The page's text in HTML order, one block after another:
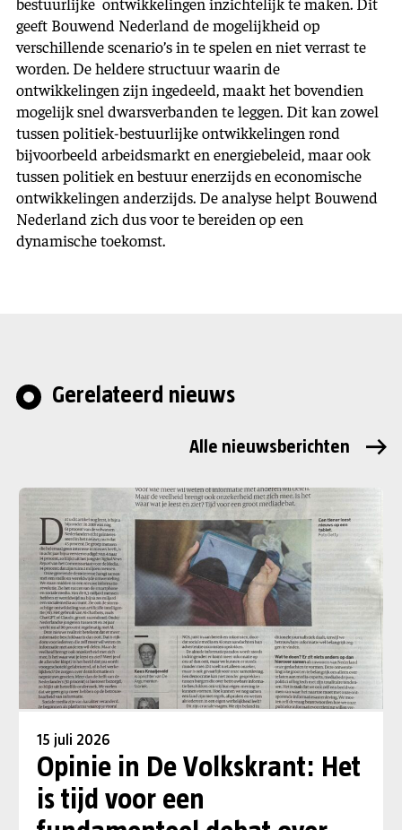
geeft Bouwend Nederland de mogelijkheid op
verschillende scenario’s in te spelen en niet verrast te
worden. De heldere structuur waarin de
ontwikkelingen zijn ingedeeld, maakt het bovendien
mogelijk snel dwarsverbanden te leggen. Dit kan zowel
tussen politiek-bestuurlijke ontwikkelingen rond
bijvoorbeeld arbeidsmarkt en energiebeleid, maar ook
tussen politiek en bestuur enerzijds en economische
ontwikkelingen anderzijds. De analyse helpt Bouwend
Nederland zich dus voor te bereiden op een
dynamische toekomst.
Gerelateerd nieuws
Alle nieuwsberichten
15 juli 2026
Opinie in De Volkskrant: Het
is tijd voor een